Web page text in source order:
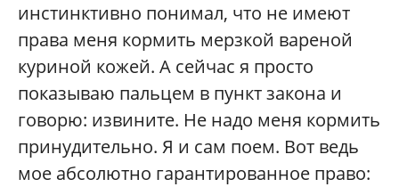
инстинктивно понимал, что не имеют
права меня кормить мерзкой вареной
куриной кожей. А сейчас я просто
показываю пальцем в пункт закона и
говорю: извините. Не надо меня кормить
принудительно. Я и сам поем. Вот ведь
мое абсолютно гарантированное право: